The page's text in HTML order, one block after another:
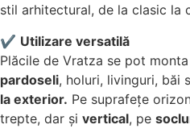
stil arhitectural, de la clasic la
✔️ Utilizare versatilă
Plăcile de Vratza se pot
pardoseli, holuri, livinguri, băi
la exterior. Pe suprafețe
trepte, dar și vertical, pe